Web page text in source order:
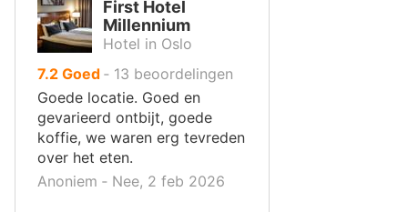
First Hotel
Millennium
Hotel in Oslo
7.2 uit
10
,
Goed ‐ 13 beoordelingen
Goede locatie. Goed en
gevarieerd ontbijt, goede
koffie, we waren erg tevreden
over het eten.
Anoniem ‐ Nee, 2 feb 2026